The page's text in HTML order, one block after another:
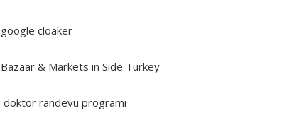
google cloaker
Bazaar & Markets in Side Turkey
doktor randevu programı